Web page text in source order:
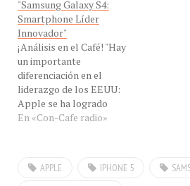
ventas con el 74,4 por
ciento de todos los
smartphones vendidos en
el Q1, la…
Smartphone Líder
Innovador"
¡Análisis en el Café! "Hay
un importante
diferenciación en el
liderazgo de los EEUU:
Apple se ha logrado
mantener a punta de
demandas que prohibieron
Samsung Galaxy S3 S4, es a
En «Con-Cafe radio»